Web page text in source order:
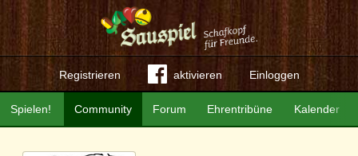
Registrieren aktivieren Einloggen
Community Forum Ehrentribüne Kalender
Spielen!